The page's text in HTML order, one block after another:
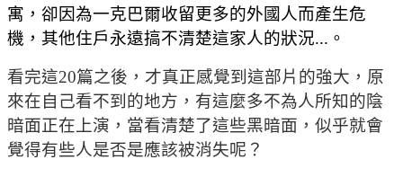
寓，卻因為一克巴爾收留更多的外國人而產生危
機，其他住戶永遠搞不清楚這家人的狀況...。
看完這20篇之後，才真正感覺到這部片的強大，原
來在自己看不到的地方，有這麼多不為人所知的陰
暗面正在上演，當看清楚了這些黑暗面，似乎就會
覺得有些人是否是應該被消失呢？